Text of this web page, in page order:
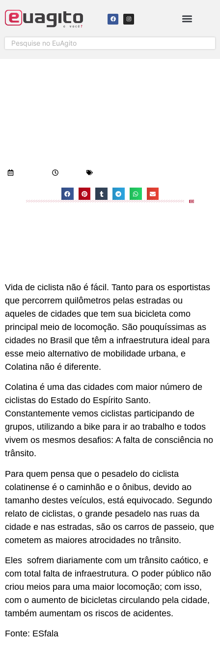
30/06/2019
Vida de ciclista não é fácil. Tanto para os esportistas
que percorrem quilômetros pelas estradas ou
aqueles de cidades que tem sua bicicleta como
principal meio de locomoção. São pouquíssimas as
cidades no Brasil que têm a infraestrutura ideal para
esse meio alternativo de mobilidade urbana, e
Colatina não é diferente.
Colatina é uma das cidades com maior número de
ciclistas do Estado do Espírito Santo.
Constantemente vemos ciclistas participando de
grupos, utilizando a bike para ir ao trabalho e todos
vivem os mesmos desafios: A falta de consciência no
trânsito.
Para quem pensa que o pesadelo do ciclista
colatinense é o caminhão e o ônibus, devido ao
tamanho destes veículos, está equivocado. Segundo
relato de ciclistas, o grande pesadelo nas ruas da
cidade e nas estradas, são os carros de passeio, que
cometem as maiores atrocidades no trânsito.
Eles sofrem diariamente com um trânsito caótico, e
com total falta de infraestrutura. O poder público não
criou meios para uma maior locomoção; com isso,
com o aumento de bicicletas circulando pela cidade,
também aumentam os riscos de acidentes.
Fonte: ESfala